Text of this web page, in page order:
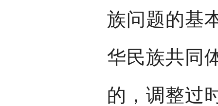
族问题的基
华民族共同
的，调整过